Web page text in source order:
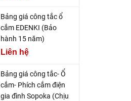
Bảng giá công tắc ổ
cắm EDENKI (Bảo
hành 15 năm)
Liên hệ
Bảng giá công tắc- Ổ
cắm- Phích cắm điện
gia đình Sopoka (Chịu